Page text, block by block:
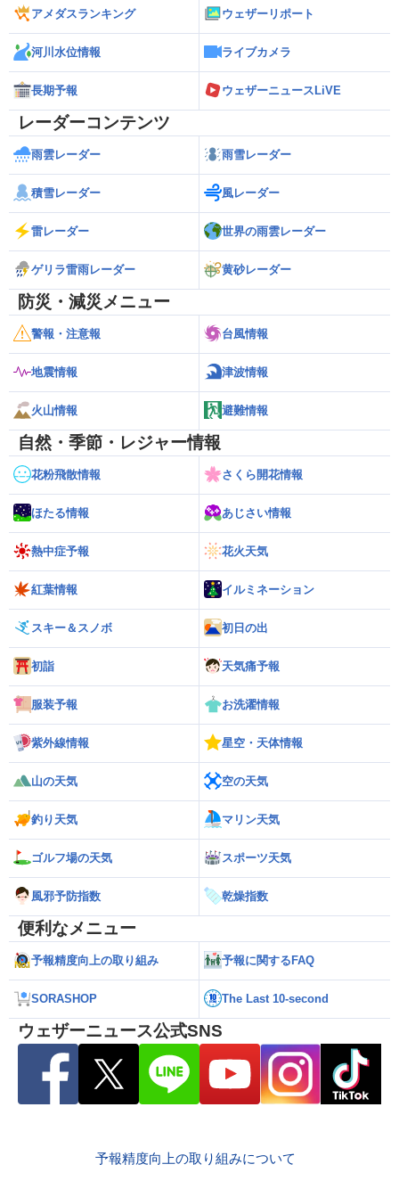
アメダスランキング ウェザーリポート
河川水位情報 ライブカメラ
長期予報 ウェザーニュースLiVE
レーダーコンテンツ
雨雲レーダー 雨雪レーダー
積雪レーダー 風レーダー
雷レーダー 世界の雨雲レーダー
ゲリラ雷雨レーダー 黄砂レーダー
防災・減災メニュー
警報・注意報 台風情報
地震情報 津波情報
火山情報 避難情報
自然・季節・レジャー情報
花粉飛散情報 さくら開花情報
ほたる情報 あじさい情報
熱中症予報 花火天気
紅葉情報 イルミネーション
スキー＆スノボ 初日の出
初詣 天気痛予報
服装予報 お洗濯情報
紫外線情報 星空・天体情報
山の天気 空の天気
釣り天気 マリン天気
ゴルフ場の天気 スポーツ天気
風邪予防指数 乾燥指数
便利なメニュー
予報精度向上の取り組み 予報に関するFAQ
SORASHOP The Last 10-second
ウェザーニュース公式SNS
予報精度向上の取り組みについて